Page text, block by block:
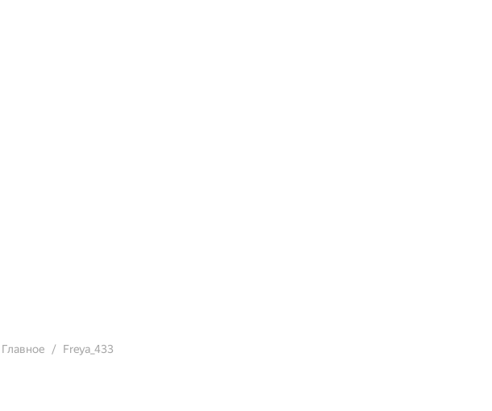
Главное Freya_433